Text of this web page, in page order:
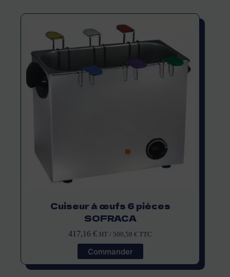
Cuiseur à œufs 6 pièces
SOFRACA
417,16€ HT / 500,59€ TTC
Commander